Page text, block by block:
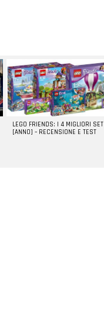
LEGO FRIENDS: I 4 MIGLIORI SET
[ANNO] – RECENSIONE E TEST